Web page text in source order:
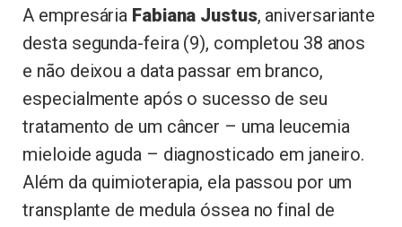
A empresária Fabiana Justus, aniversariante
desta segunda-feira (9), completou 38 anos
e não deixou a data passar em branco,
especialmente após o sucesso de seu
tratamento de um câncer – uma leucemia
mieloide aguda – diagnosticado em janeiro.
Além da quimioterapia, ela passou por um
transplante de medula óssea no final de